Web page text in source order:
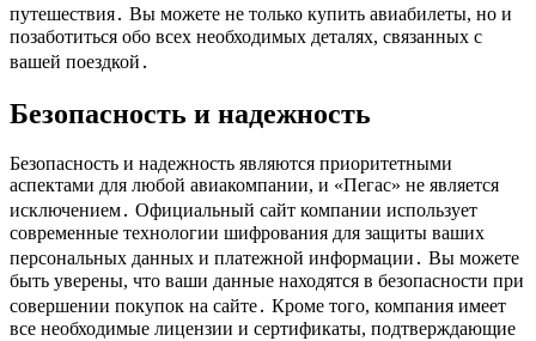
путешествия․ Вы можете не только купить авиабилеты, но и
позаботиться обо всех необходимых деталях, связанных с
вашей поездкой․
Безопасность и надежность
Безопасность и надежность являются приоритетными
аспектами для любой авиакомпании, и «Пегас» не является
исключением․ Официальный сайт компании использует
современные технологии шифрования для защиты ваших
персональных данных и платежной информации․ Вы можете
быть уверены, что ваши данные находятся в безопасности при
совершении покупок на сайте․ Кроме того, компания имеет
все необходимые лицензии и сертификаты, подтверждающие